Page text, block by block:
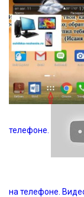
телефоне.
на телефоне.